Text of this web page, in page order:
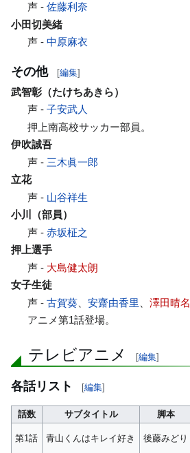
声 -佐藤利奈
小田切美緒
声 -中原麻衣
その他 [編集]
武智彰（たけちあきら）
声 -子安武人
押上南高校サッカー部員。
伊吹誠吾
声 - 三木眞一郎
立花
声 - 山谷祥生
小川（部員）
声 -赤坂柾之
押上選手
声 - 大島健太朗
女子生徒
声 -古賀葵 、安齋由香里 、澤田晴名
アニメ第1話登場。
テレビアニメ [編集]
各話リスト [編集]
話数 サブタイトル 脚本
第1話 青山くんはキレイ好き 後藤みどり